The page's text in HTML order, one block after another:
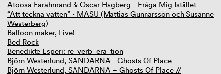
Atoosa Farahmand & Oscar Hagberg - Fråga Mig Istället
“Att teckna vatten” - MASU (Mattias Gunnarsson och Susanne
Westerberg)
Balloon maker, Live!
Bed Rock
Benedikte Esperi: re_verb_era_tion
Björn Westerlund, SANDARNA - Ghosts Of Place
Björn Westerlund, SANDARNA – Ghosts Of Place //